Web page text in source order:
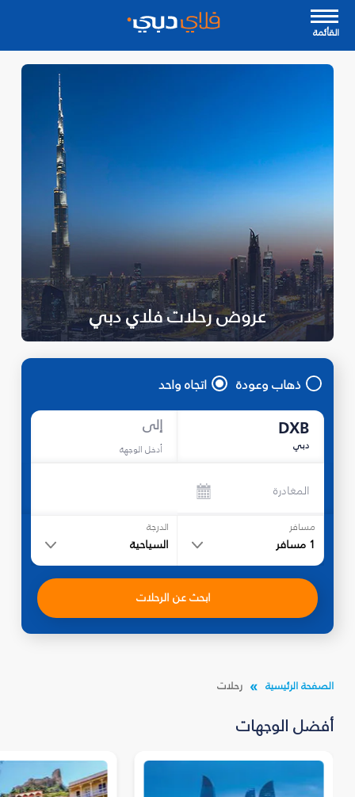
القأئمة
عروض رحلات فلاي دبي
ذهاب وعودة اتجاه واحد
DXB
دبي
إلى
أدخل الوجهة
المغادرة
مسافر
1 مسافر
الدرجة
السياحية
ابحث عن الرحلات
الصفحة الرئيسية رحلات
أفضل الوجهات